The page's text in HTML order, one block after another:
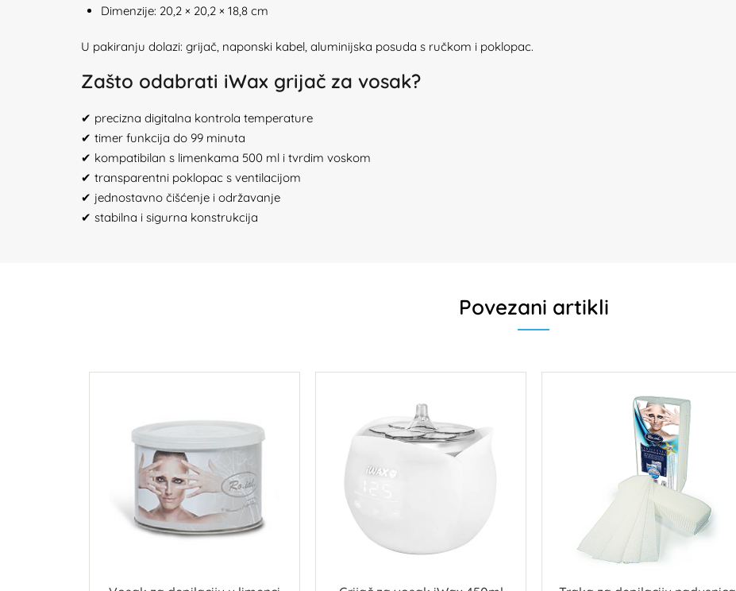
Dimenzije: 20,2 × 20,2 × 18,8 cm
U pakiranju dolazi: grijač, naponski kabel, aluminijska posuda s ručkom i poklopac.
Zašto odabrati iWax grijač za vosak?
✔ precizna digitalna kontrola temperature
✔ timer funkcija do 99 minuta
✔ kompatibilan s limenkama 500 ml i tvrdim voskom
✔ transparentni poklopac s ventilacijom
✔ jednostavno čišćenje i održavanje
✔ stabilna i sigurna konstrukcija
Povezani artikli